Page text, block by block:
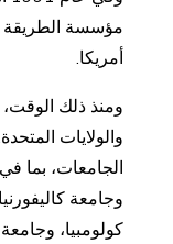
مؤسسة الطريقة
أمريكا.
والولايات
وجامعة
كولومبيا،